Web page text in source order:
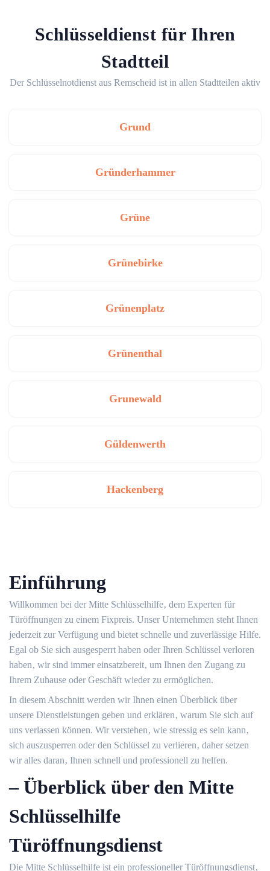
Schlüsseldienst für Ihren
Stadtteil
Der Schlüsselnotdienst aus Remscheid ist in allen Stadtteilen aktiv
Grund
Gründerhammer
Grüne
Grünebirke
Grünenplatz
Grünenthal
Grunewald
Güldenwerth
Hackenberg
Einführung
Willkommen bei der Mitte Schlüsselhilfe‚ dem Experten für
Türöffnungen zu einem Fixpreis.​ Unser Unternehmen steht Ihnen
jederzeit zur Verfügung und bietet schnelle und zuverlässige Hilfe.​
Egal ob Sie sich ausgesperrt haben oder Ihren Schlüssel verloren
haben‚ wir sind immer einsatzbereit‚ um Ihnen den Zugang zu
Ihrem Zuhause oder Geschäft wieder zu ermöglichen.​
In diesem Abschnitt werden wir Ihnen einen Überblick über
unsere Dienstleistungen geben und erklären‚ warum Sie sich auf
uns verlassen können.​ Wir verstehen‚ wie stressig es sein kann‚
sich auszusperren oder den Schlüssel zu verlieren‚ daher setzen
wir alles daran‚ Ihnen schnell und professionell zu helfen.​
– Überblick über den Mitte
Schlüsselhilfe
Türöffnungsdienst
Die Mitte Schlüsselhilfe ist ein professioneller Türöffnungsdienst‚